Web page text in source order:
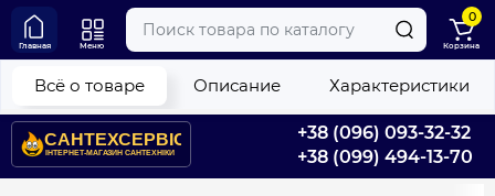
+38 (096) 093-32-32
+38 (099) 494-13-70
Главная Меню
0
Корзина
Всё о товаре Описание Характеристики